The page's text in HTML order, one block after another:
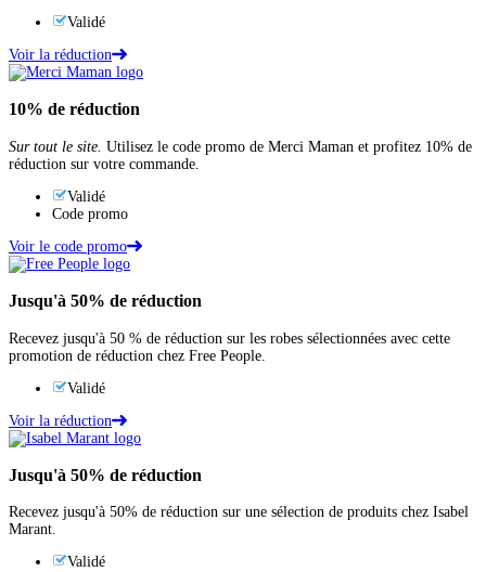
Validé
Voir la réduction
10% de réduction
Sur tout le site. Utilisez le code promo de Merci Maman et profitez 10% de
réduction sur votre commande.
Validé
Code promo
Voir le code promo
Jusqu'à 50% de réduction
Recevez jusqu'à 50 % de réduction sur les robes sélectionnées avec cette
promotion de réduction chez Free People.
Validé
Voir la réduction
Jusqu'à 50% de réduction
Recevez jusqu'à 50% de réduction sur une sélection de produits chez Isabel
Marant.
Validé